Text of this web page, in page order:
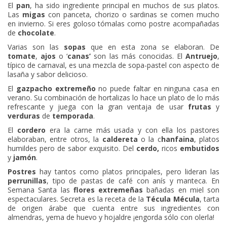
El pan, ha sido ingrediente principal en muchos de sus platos.
Las migas con panceta, chorizo o sardinas se comen mucho
en invierno. Si eres goloso tómalas como postre acompañadas
de chocolate.
Varias son las sopas que en esta zona se elaboran. De
tomate, ajos o ‘canas’ son las más conocidas. ElAntruejo,
típico de carnaval, es una mezcla de sopa-pastel con aspecto de
lasaña y sabor delicioso.
El gazpacho extremeño no puede faltar en ninguna casa en
verano. Su combinación de hortalizas lo hace un plato de lo más
refrescante y juega con la gran ventaja de usar frutas y
verduras de temporada.
El cordero era la carne más usada y con ella los pastores
elaboraban, entre otros, la caldereta o la chanfaina, platos
humildes pero de sabor exquisito. Del cerdo, ricos embutidos
y jamón.
Postres hay tantos como platos principales, pero lideran las
perrunillas, tipo de pastas de café con anís y manteca. En
Semana Santa las flores extremeñas bañadas en miel son
espectaculares. Secreta es la receta de la Técula Mécula, tarta
de origen árabe que cuenta entre sus ingredientes con
almendras, yema de huevo y hojaldre ¡engorda sólo con olerla!